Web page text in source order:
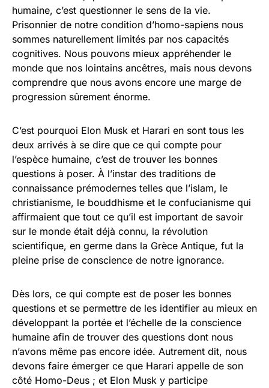
humaine, c’est questionner le sens de la vie.
Prisonnier de notre condition d’homo-sapiens nous
sommes naturellement limités par nos capacités
cognitives. Nous pouvons mieux appréhender le
monde que nos lointains ancêtres, mais nous devons
comprendre que nous avons encore une marge de
progression sûrement énorme.
C’est pourquoi Elon Musk et Harari en sont tous les
deux arrivés à se dire que ce qui compte pour
l’espèce humaine, c’est de trouver les bonnes
questions à poser. À l’instar des traditions de
connaissance prémodernes telles que l’islam, le
christianisme, le bouddhisme et le confucianisme qui
affirmaient que tout ce qu’il est important de savoir
sur le monde était déjà connu, la révolution
scientifique, en germe dans la Grèce Antique, fut la
pleine prise de conscience de notre ignorance.
Dès lors, ce qui compte est de poser les bonnes
questions et se permettre de les identifier au mieux en
développant la portée et l’échelle de la conscience
humaine afin de trouver des questions dont nous
n’avons même pas encore idée. Autrement dit, nous
devons faire émerger ce que Harari appelle de son
côté Homo-Deus ; et Elon Musk y participe